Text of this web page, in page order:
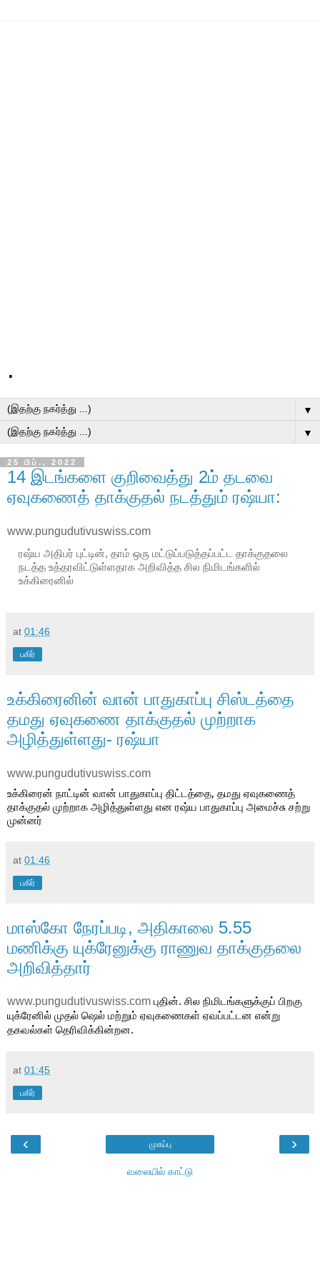
.
▼
▼
25 பிப்., 2022
14 இடங்களை குறிவைத்து 2ம் தடவை
ஏவுகணைத் தாக்குதல் நடத்தும் ரஷ்யா:
www.pungudutivuswiss.com
ரஷ்ய அதிபர் புட்டின், தாம் ஒரு மட்டுப்படுத்தப்பட்ட தாக்குதலை
நடத்த உத்தரவிட்டுள்ளதாக அறிவித்த சில நிமிடங்களில்
உக்கிரைனில்
at 01:46
பகிர்
உக்கிரைனின் வான் பாதுகாப்பு சிஸ்டத்தை
தமது ஏவுகணை தாக்குதல் முற்றாக
அழித்துள்ளது- ரஷ்யா
www.pungudutivuswiss.com
உக்கிரைன் நாட்டின் வான் பாதுகாப்பு திட்டத்தை, தமது ஏவுகணைத்
தாக்குதல் முற்றாக அழித்துள்ளது என ரஷ்ய பாதுகாப்பு அமைச்சு சற்று
முன்னர்
at 01:46
பகிர்
மாஸ்கோ நேரப்படி, அதிகாலை 5.55
மணிக்கு யுக்ரேனுக்கு ராணுவ தாக்குதலை
அறிவித்தார்
www.pungudutivuswiss.com புதின். சில நிமிடங்களுக்குப் பிறகு
யுக்ரேனில் முதல் ஷெல் மற்றும் ஏவுகணைகள் ஏவப்பட்டன என்று
தகவல்கள் தெரிவிக்கின்றன.
at 01:45
பகிர்
‹ ›
முகப்பு
வலையில் காட்டு